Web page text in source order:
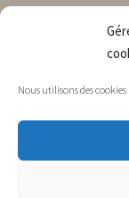
Nous utilisons des
Mentions légales